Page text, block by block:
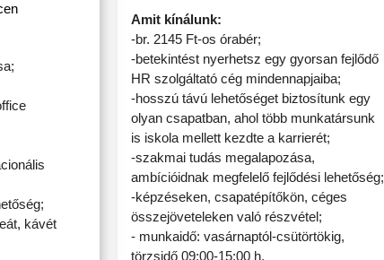
kávét
Amit kínálunk:
-br. 2145 Ft-os órabér;
-betekintést nyerhetsz egy gyorsan fejlődő
HR szolgáltató cég mindennapjaiba;
-hosszú távú lehetőséget biztosítunk egy
olyan csapatban, ahol több munkatársunk
is iskola mellett kezdte a karrierét;
-szakmai tudás megalapozása,
ambícióidnak megfelelő fejlődési lehetőség;
-képzéseken, csapatépítőkön, céges
összejöveteleken való részvétel;
- munkaidő: vasárnaptól-csütörtökig,
törzsidő 09:00-15:00 h,